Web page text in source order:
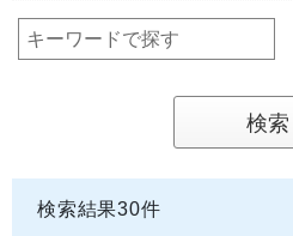
検索結果30件